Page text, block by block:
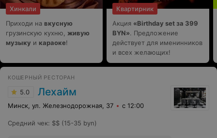
Хинкали
Приходи на вкусную
грузинскую кухню, живую
музыку и караоке!
Квартирник
Акция «Birthday set за 399
BYN». Предложение
действует для именинников
и всех желающих!
КОШЕРНЫЙ РЕСТОРАН
5.0 Лехайм
Минск, ул. Железнодорожная, 37 с 12:00
Средний чек: $$ (15-35 byn)